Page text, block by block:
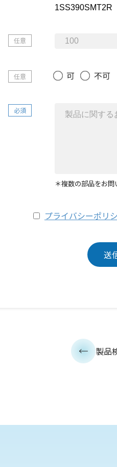
任意
任意 可 不可
必須
＊複数の部品をお問
プライバシーポリ
製品